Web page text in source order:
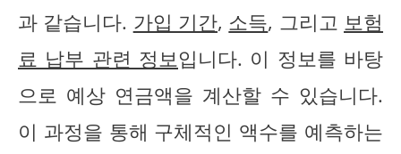
과 같습니다. 가입 기간, 소득, 그리고 보험
료 납부 관련 정보입니다. 이 정보를 바탕
으로 예상 연금액을 계산할 수 있습니다.
이 과정을 통해 구체적인 액수를 예측하는